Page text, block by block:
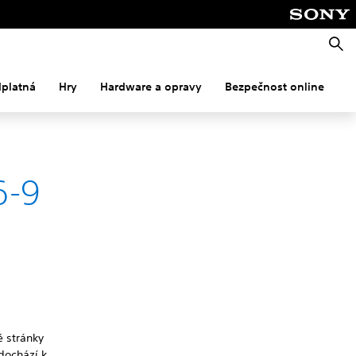
Hry Hardware a opravy Bezpečnost online
9
stránky